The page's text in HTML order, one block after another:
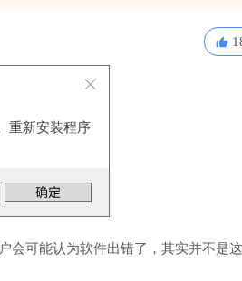
重新安装程序
会可能认为软件出错了，其实并不是